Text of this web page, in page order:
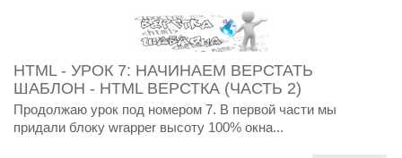
HTML - УРОК 7: НАЧИНАЕМ ВЕРСТАТЬ
ШАБЛОН - HTML ВЕРСТКА (ЧАСТЬ 2)
Продолжаю урок под номером 7. В первой части мы
придали блоку wrapper высоту 100% окна...